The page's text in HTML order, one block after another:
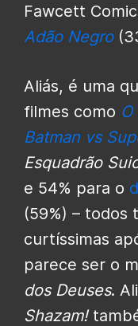
Fawcett
Adão Negro
Aliás, é uma
filmes como
Batman vs
Esquadrão
e 54% para o
(59%) – todos
curtíssimas
parece ser o
dos Deuses.
Shazam!